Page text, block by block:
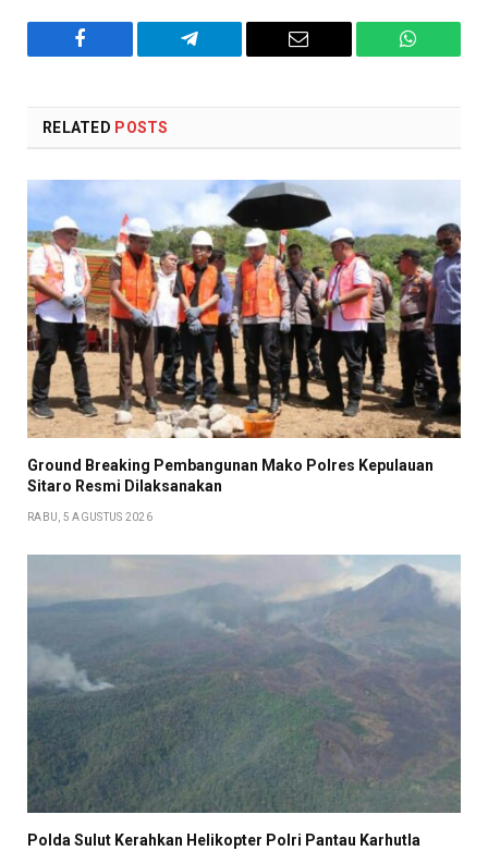
Facebook Telegram Email
RELATED POSTS
Ground Breaking Pembangunan Mako Polres Kepulauan
Sitaro Resmi Dilaksanakan
RABU, 5 AGUSTUS 2026
Polda Sulut Kerahkan Helikopter Polri Pantau Karhutla